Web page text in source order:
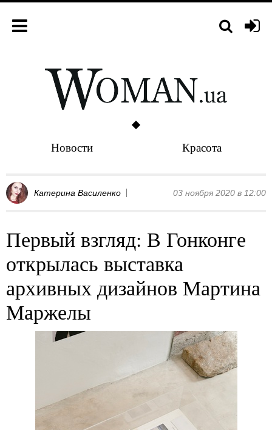
Новости Красота
Катерина Василенко 03 ноября 2020 в 12:00
Первый взгляд: В Гонконге
открылась выставка
архивных дизайнов Мартина
Маржелы